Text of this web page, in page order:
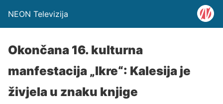
NEON Televizija
Okončana 16. kulturna
manfestacija „Ikre“: Kalesija je
živjela u znaku knjige